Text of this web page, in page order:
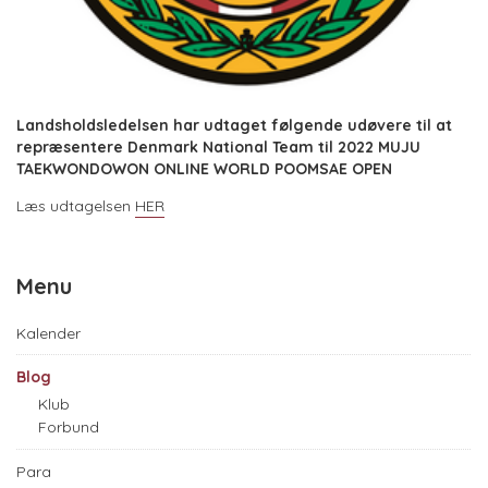
Landsholdsledelsen har udtaget følgende udøvere til at
repræsentere Denmark National Team til 2022 MUJU
TAEKWONDOWON ONLINE WORLD POOMSAE OPEN
Læs udtagelsen HER
Menu
Kalender
Blog
Klub
Forbund
Para